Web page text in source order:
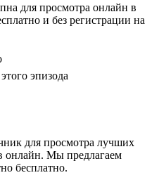
для просмотра онлайн в
и без регистрации на
эпизода
для просмотра лучших
онлайн. Мы предлагаем
бесплатно.